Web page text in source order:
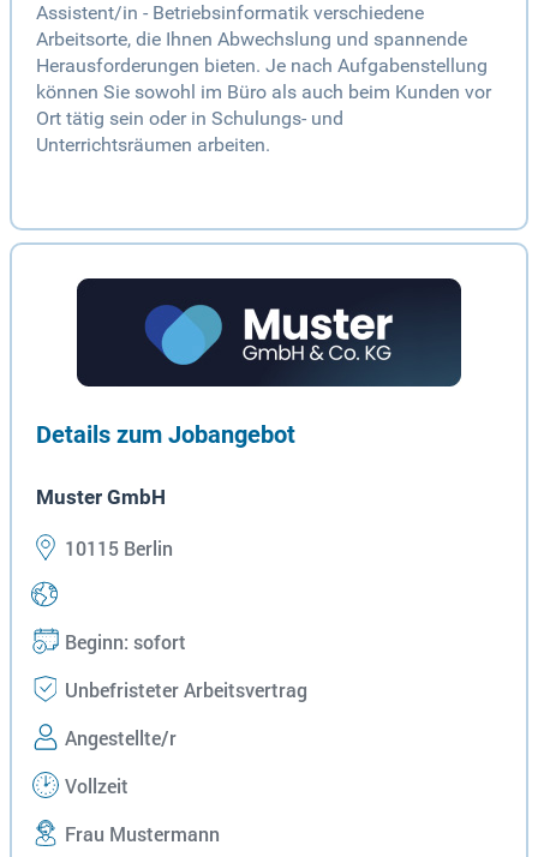
Assistent/in - Betriebsinformatik verschiedene
Arbeitsorte, die Ihnen Abwechslung und spannende
Herausforderungen bieten. Je nach Aufgabenstellung
können Sie sowohl im Büro als auch beim Kunden vor
Ort tätig sein oder in Schulungs- und
Unterrichtsräumen arbeiten.
Details zum Jobangebot
Muster GmbH
10115 Berlin
Beginn: sofort
Unbefristeter Arbeitsvertrag
Angestellte/r
Vollzeit
Frau Mustermann